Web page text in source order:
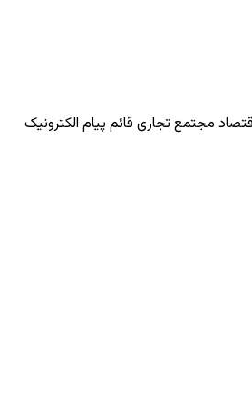
مجتمع تجاری قائم پیام الکترونیک